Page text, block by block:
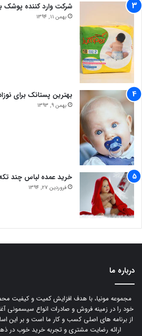
شرکت وارد کننده پوشک
بهمن 11, 1394
بهترین پستانک برای
بهمن 9, 1393
خرید عمده لباس چند
فروردین 27, 1394
درباره ما
مجموعه مونیا، با هدف افزایش کمیت و کیفیت
خود را در زمینه فروش و صادرات انواع سیسمونی
از برنامه های اصلی کسب و کار ما است و بر این
ارائه رضایت مشتری و تجربه خرید خوب در